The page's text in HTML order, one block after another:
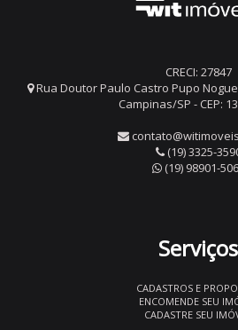
CRECI: 27847
Rua Doutor Paulo Castro Pupo
Campinas/SP - CEP:
(19) 3325-
(19) 98901-
Serviços
CADASTROS E
ENCOMENDE SEU
CADASTRE SEU